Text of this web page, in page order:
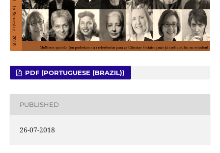
PDF (PORTUGUESE (BRAZIL))
PUBLISHED
26-07-2018